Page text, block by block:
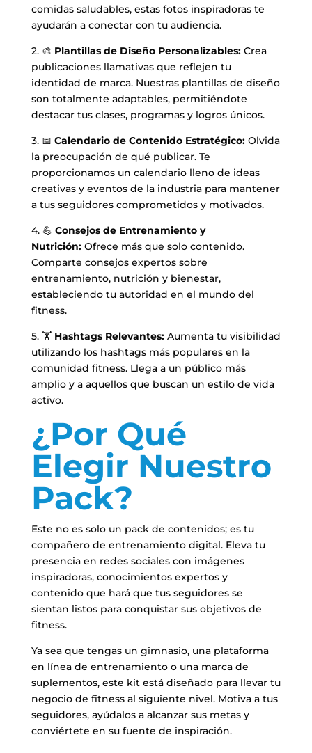
comidas saludables, estas fotos inspiradoras te
ayudarán a conectar con tu audiencia.
2. 🎨 Plantillas de Diseño Personalizables:Crea
publicaciones llamativas que reflejen tu
identidad de marca. Nuestras plantillas de diseño
son totalmente adaptables, permitiéndote
destacar tus clases, programas y logros únicos.
3. 📅 Calendario de Contenido Estratégico:Olvida
la preocupación de qué publicar. Te
proporcionamos un calendario lleno de ideas
creativas y eventos de la industria para mantener
a tus seguidores comprometidos y motivados.
4. 💪 Consejos de Entrenamiento y
Nutrición:Ofrece más que solo contenido.
Comparte consejos expertos sobre
entrenamiento, nutrición y bienestar,
estableciendo tu autoridad en el mundo del
fitness.
5. 🏋️ Hashtags Relevantes:Aumenta tu visibilidad
utilizando los hashtags más populares en la
comunidad fitness. Llega a un público más
amplio y a aquellos que buscan un estilo de vida
activo.
¿Por Qué
Elegir Nuestro
Pack?
Este no es solo un pack de contenidos; es tu
compañero de entrenamiento digital. Eleva tu
presencia en redes sociales con imágenes
inspiradoras, conocimientos expertos y
contenido que hará que tus seguidores se
sientan listos para conquistar sus objetivos de
fitness.
Ya sea que tengas un gimnasio, una plataforma
en línea de entrenamiento o una marca de
suplementos, este kit está diseñado para llevar tu
negocio de fitness al siguiente nivel. Motiva a tus
seguidores, ayúdalos a alcanzar sus metas y
conviértete en su fuente de inspiración.